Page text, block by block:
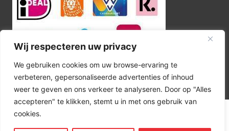
Wij respecteren uw privacy
We gebruiken cookies om uw browse-ervaring te
verbeteren, gepersonaliseerde advertenties of inhoud
weer te geven en ons verkeer te analyseren. Door op "Alles
accepteren" te klikken, stemt u in met ons gebruik van
cookies.